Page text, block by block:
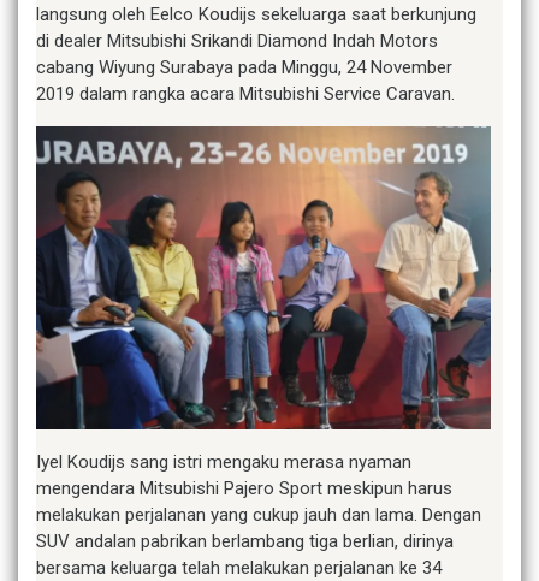
langsung oleh Eelco Koudijs sekeluarga saat berkunjung
di dealer Mitsubishi Srikandi Diamond Indah Motors
cabang Wiyung Surabaya pada Minggu, 24 November
2019 dalam rangka acara Mitsubishi Service Caravan.
Iyel Koudijs sang istri mengaku merasa nyaman
mengendara Mitsubishi Pajero Sport meskipun harus
melakukan perjalanan yang cukup jauh dan lama. Dengan
SUV andalan pabrikan berlambang tiga berlian, dirinya
bersama keluarga telah melakukan perjalanan ke 34